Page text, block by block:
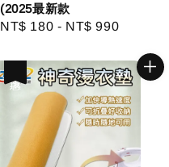
(2025最新款
Regular
NT$ 180 - NT$ 990